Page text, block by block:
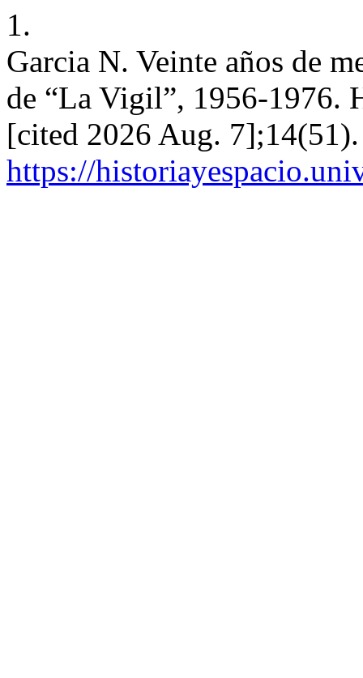
1.
Garcia N. Veinte años de
de “La Vigil”, 1956-1976.
[cited 2026 Aug.
https://